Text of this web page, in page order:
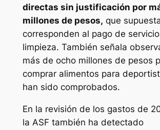
directas sin justificación por
millones de pesos, que
corresponden al pago de
limpieza. También señala
más de ocho millones de pesos
comprar alimentos para
han sido comprobados.
En la revisión de los gastos de
la ASF también ha detectado